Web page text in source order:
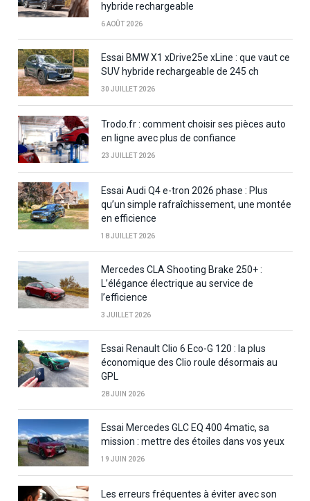
hybride rechargeable
6 AOÛT 2026
Essai BMW X1 xDrive25e xLine : que vaut ce
SUV hybride rechargeable de 245 ch
30 JUILLET 2026
Trodo.fr : comment choisir ses pièces auto
en ligne avec plus de confiance
23 JUILLET 2026
Essai Audi Q4 e-tron 2026 phase : Plus
qu’un simple rafraîchissement, une montée
en efficience
18 JUILLET 2026
Mercedes CLA Shooting Brake 250+ :
L’élégance électrique au service de
l’efficience
3 JUILLET 2026
Essai Renault Clio 6 Eco-G 120 : la plus
économique des Clio roule désormais au
GPL
28 JUIN 2026
Essai Mercedes GLC EQ 400 4matic, sa
mission : mettre des étoiles dans vos yeux
19 JUIN 2026
Les erreurs fréquentes à éviter avec son